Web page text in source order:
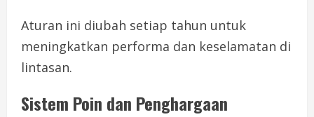
Aturan ini diubah setiap tahun untuk
meningkatkan performa dan keselamatan di
lintasan.
Sistem Poin dan Penghargaan